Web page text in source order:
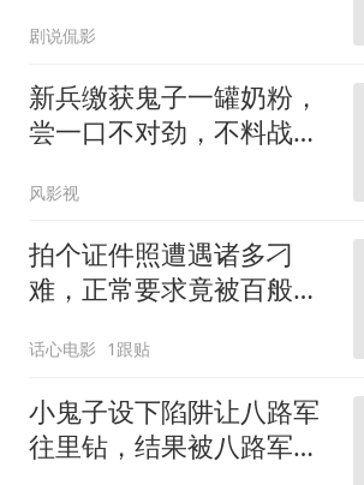
剧说侃影
新兵缴获鬼子一罐奶粉，
尝一口不对劲，不料战友
风影视
拍个证件照遭遇诸多刁
难，正常要求竟被百般推
话心电影 1跟贴
小鬼子设下陷阱让八路军
往里钻，结果被八路军团